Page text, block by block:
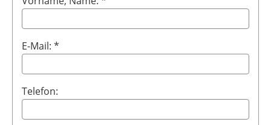
E-Mail: *
Telefon: